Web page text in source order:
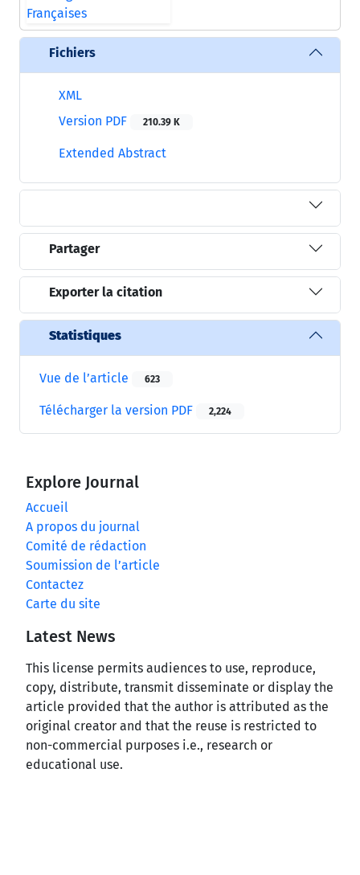
Fichiers
XML
Version PDF
210.39 K
Extended Abstract
Partager
Exporter la citation
Statistiques
Vue de l’article 623
Télécharger la version PDF 2,224
Explore Journal
Accueil
A propos du journal
Comité de rédaction
Soumission de l’article
Contactez
Carte du site
Latest News
This license permits audiences to use, reproduce,
copy, distribute, transmit disseminate or display the
article provided that the author is attributed as the
original creator and that the reuse is restricted to
non-commercial purposes i.e., research or
educational use.